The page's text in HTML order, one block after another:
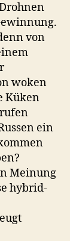
von
woken
Küken
ein
Meinung
hybrid-